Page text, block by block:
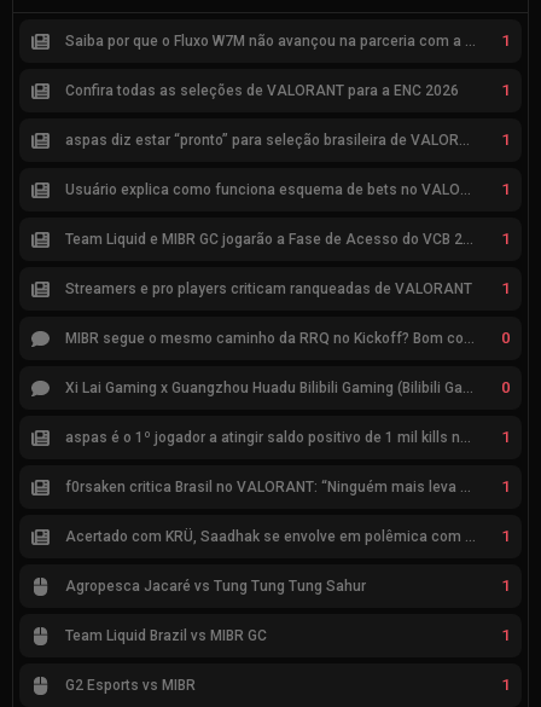
Saiba por que o Fluxo W7M não avançou na parceria com a Riot 1
Confira todas as seleções de VALORANT para a ENC 2026 1
aspas diz estar “pronto” para seleção brasileira de VALORANT 1
Usuário explica como funciona esquema de bets no VALORANT 1
Team Liquid e MIBR GC jogarão a Fase de Acesso do VCB 2026 1
Streamers e pro players criticam ranqueadas de VALORANT 1
MIBR segue o mesmo caminho da RRQ no Kickoff? Bom começo, mas risco de eliminação hoje 0
Xi Lai Gaming x Guangzhou Huadu Bilibili Gaming (Bilibili Gaming) 0
aspas é o 1º jogador a atingir saldo positivo de 1 mil kills no VCT 1
f0rsaken critica Brasil no VALORANT: “Ninguém mais leva a sério” 1
Acertado com KRÜ, Saadhak se envolve em polêmica com keznit 1
Agropesca Jacaré vs Tung Tung Tung Sahur 1
Team Liquid Brazil vs MIBR GC 1
G2 Esports vs MIBR 1